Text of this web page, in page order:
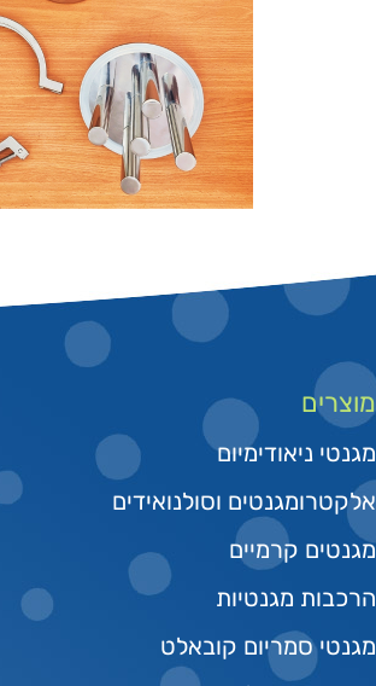
מוצרים
מגנטי ניאודימיום
אלקטרומגנטים וסולנואידים
מגנטים קרמיים
הרכבות מגנטיות
מגנטי סמריום קובאלט